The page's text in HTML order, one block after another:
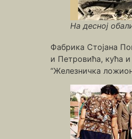
На десној
Фабрика Стојана
и Петровића, кућа
“Железничка